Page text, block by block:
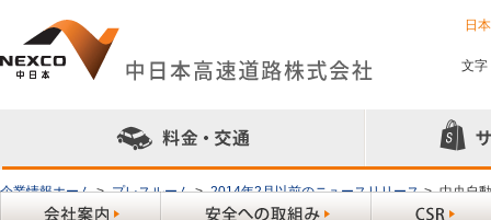
日
文字
企業情報ホーム > プレスルーム > 2014年2月以前のニュースリリース > 中央自